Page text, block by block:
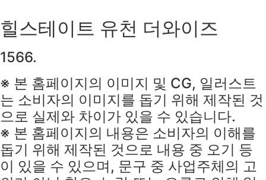
힐스테이트 유천 더와이즈
1566.
※ 본 홈페이지의 이미지 및 CG, 일러스트
는 소비자의 이미지를 돕기 위해 제작된 것
으로 실제와 차이가 있을 수 있습니다.
※ 본 홈페이지의 내용은 소비자의 이해를
돕기 위해 제작된 것으로 내용 중 오기 등
이 있을 수 있으며, 문구 중 사업주체의 고